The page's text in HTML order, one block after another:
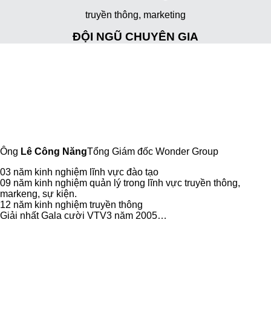
truyền thông, marketing
ĐỘI NGŨ CHUYÊN GIA
Ông Lê Công NăngTổng Giám đốc Wonder Group
03 năm kinh nghiệm lĩnh vực đào tạo
09 năm kinh nghiệm quản lý trong lĩnh vực truyền thông,
markeng, sự kiện.
12 năm kinh nghiệm truyền thông
Giải nhất Gala cười VTV3 năm 2005…